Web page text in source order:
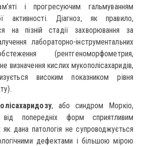
і прогресуючим гальмуванням
активності. Діагноз, як правило,
на пізній стадії захворювання за
лабораторно-інструментальних
(рентгеноморфометрия,
визначення кислих мукополісахаридів,
високим показником рівня
, або синдром Моркіо,
від попередніх форм сприятливим
як дана патологія не супроводжується
дефектами і більшою мірою